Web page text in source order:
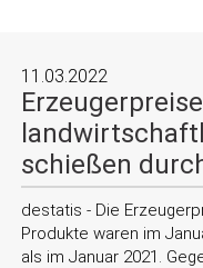
11.03.2022
Erzeugerpreise
schießen
destatis - Die
Produkte waren im
als im Januar 2021.